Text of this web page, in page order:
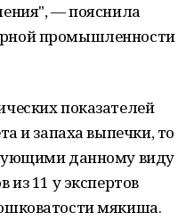
— пояснила
промышленности
показателей
и запаха выпечки, то
данному виду
из 11 у экспертов
мякиша.